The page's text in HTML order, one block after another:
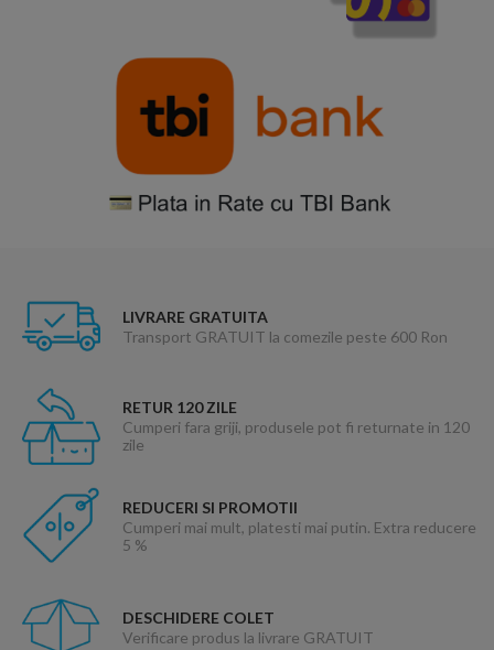
LIVRARE GRATUITA
Transport GRATUIT la comezile peste 600 Ron
RETUR 120 ZILE
Cumperi fara griji, produsele pot fi returnate in 120
zile
REDUCERI SI PROMOTII
Cumperi mai mult, platesti mai putin. Extra reducere
5 %
DESCHIDERE COLET
Verificare produs la livrare GRATUIT